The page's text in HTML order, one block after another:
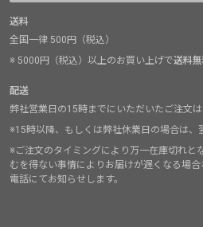
送料
全国一律 500円（税込）
※ 5000円（税込）以上のお買い上げで送料
配送
弊社営業日の15時までにいただいたご注文は
※15時以降、もしくは弊社休業日の場合は、
※ご注文のタイミングにより万一在庫切れと
むを得ない事情によりお届けが遅くなる場
電話にてお知らせします。